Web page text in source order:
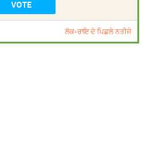
ਲੋਕ-ਰਾਇ ਦੇ ਪਿਛਲੇ ਨਤੀਜੇ